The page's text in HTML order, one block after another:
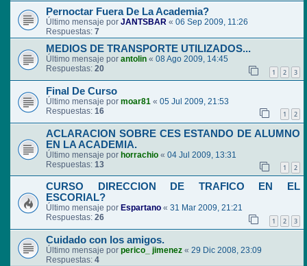
Pernoctar Fuera De La Academia?
Último mensaje por JANTSBAR « 06 Sep 2009, 11:26
Respuestas: 7
MEDIOS DE TRANSPORTE UTILIZADOS...
Último mensaje por antolin « 08 Ago 2009, 14:45
Respuestas: 20 1 2 3
Final De Curso
Último mensaje por moar81 « 05 Jul 2009, 21:53
Respuestas: 16 1 2
ACLARACION SOBRE CES ESTANDO DE ALUMNO
EN LA ACADEMIA.
Último mensaje por horrachio « 04 Jul 2009, 13:31
Respuestas: 13 1 2
CURSO DIRECCION DE TRAFICO EN EL
ESCORIAL?
Último mensaje por Espartano « 31 Mar 2009, 21:21
Respuestas: 26 1 2 3
Cuidado con los amigos.
Último mensaje por perico_ jimenez « 29 Dic 2008, 23:09
Respuestas: 4